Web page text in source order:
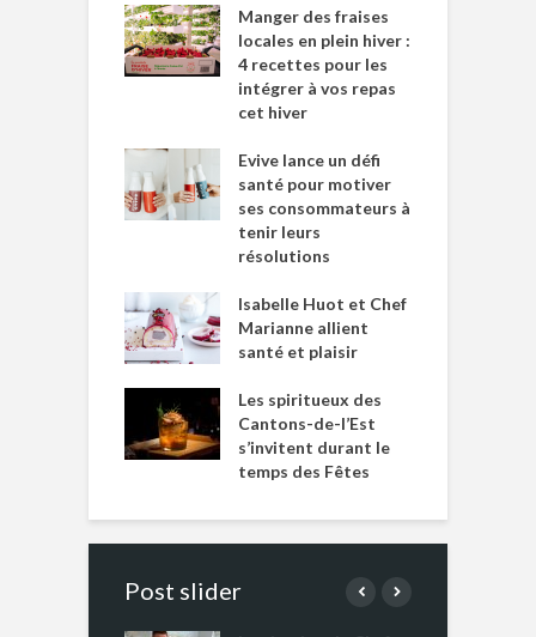
Manger des fraises
locales en plein hiver :
4 recettes pour les
intégrer à vos repas
cet hiver
Evive lance un défi
santé pour motiver
ses consommateurs à
tenir leurs
résolutions
Isabelle Huot et Chef
Marianne allient
santé et plaisir
Les spiritueux des
Cantons-de-l’Est
s’invitent durant le
temps des Fêtes
Post slider